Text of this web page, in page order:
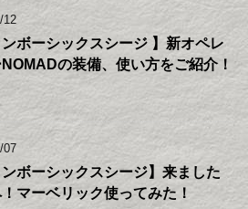
12
ンボーシックスシージ 】新オペレ
の装備、使い方をご紹介！
07
ンボーシックスシージ】来ました
マーベリック使ってみた！